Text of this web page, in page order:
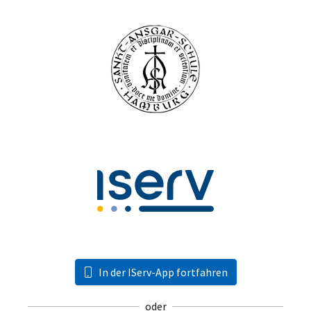
In der IServ-App fortfahren
oder